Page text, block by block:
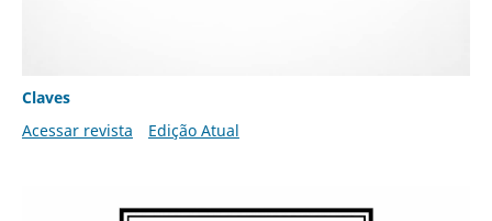
Claves
Acessar revista
Edição Atual